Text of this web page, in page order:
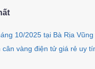
10/2025 tại Bà Rịa Vũng
cân vàng điện tử giá rẻ uy